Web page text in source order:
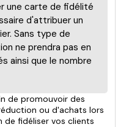
une carte de fidélité
d'attribuer un
Sans type de
ne prendra pas en
ainsi que le nombre
de promouvoir des
ou d'achats lors
de fidéliser vos clients